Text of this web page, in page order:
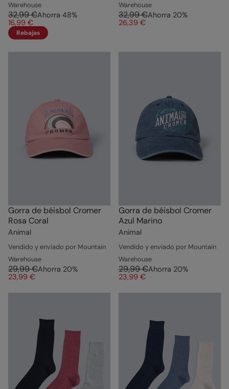
Warehouse
32,99 €Ahorra 48%
16,99 €
Rebajas
Warehouse
32,99 €Ahorra 20%
26,39 €
Gorra de béisbol Cromer
Rosa Coral
Animal
Vendido y enviado por Mountain
Warehouse
29,99 €Ahorra 20%
23,99 €
Gorra de béisbol Cromer
Azul Marino
Animal
Vendido y enviado por Mountain
Warehouse
29,99 €Ahorra 20%
23,99 €